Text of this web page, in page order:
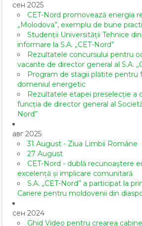
сен 2025
CET-Nord promovează energia
„Molodova”, exemplu de bune
Studenții Universității Tehnice
informare la S.A. „CET-Nord”
Rezultatele concursului pentru
vacante de director general al S.A.
Program de stagii plătite pentru
domeniul energetic
Rezultatele etapei preselecție a
funcția de director general al
Nord”
авг 2025
31 August - Ziua Limbii Române
27 August
CET-Nord - dublă recunoaștere
excelență și implicare comunitară
S.A. „CET-Nord” a participat la
Cariere pentru moldovenii din
сен 2024
Ghid Video pentru crearea